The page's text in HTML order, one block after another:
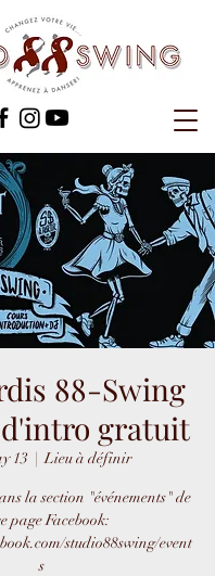
88-Swing
gratuit
13
  |
Lieu à définir
la section "événements" de
page Facebook:
studio88swing/event
s